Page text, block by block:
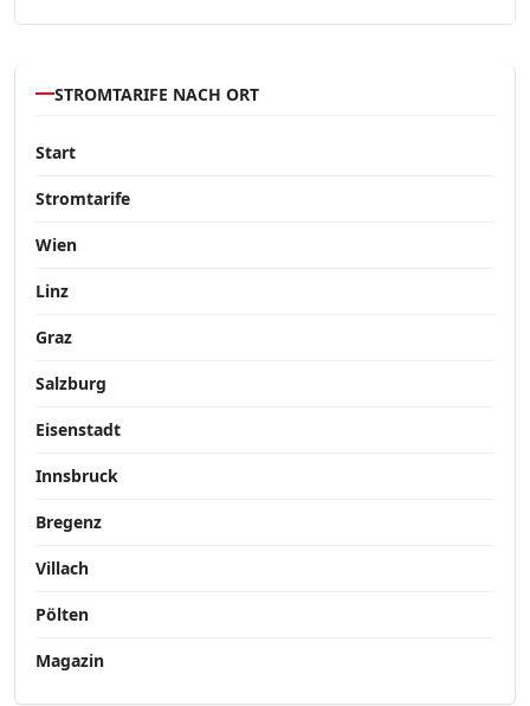
STROMTARIFE NACH ORT
Start
Stromtarife
Wien
Linz
Graz
Salzburg
Eisenstadt
Innsbruck
Bregenz
Villach
Pölten
Magazin